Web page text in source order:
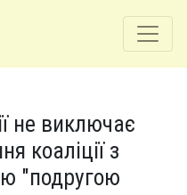
не виключає
коаліції з
"подругою